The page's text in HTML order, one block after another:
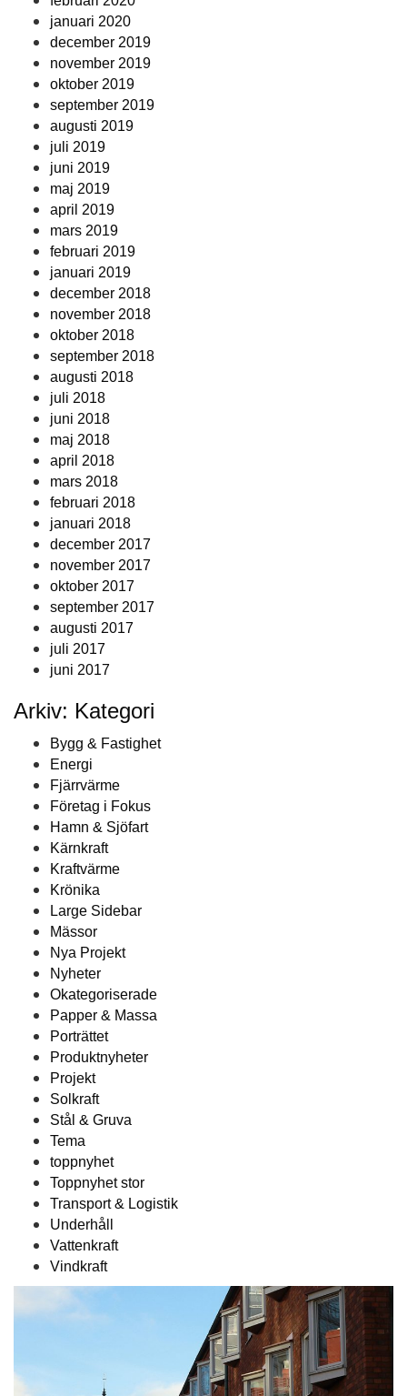
januari 2020
december 2019
november 2019
oktober 2019
september 2019
augusti 2019
juli 2019
juni 2019
maj 2019
april 2019
mars 2019
februari 2019
januari 2019
december 2018
november 2018
oktober 2018
september 2018
augusti 2018
juli 2018
juni 2018
maj 2018
april 2018
mars 2018
februari 2018
januari 2018
december 2017
november 2017
oktober 2017
september 2017
augusti 2017
juli 2017
juni 2017
Arkiv: Kategori
Bygg & Fastighet
Energi
Fjärrvärme
Företag i Fokus
Hamn & Sjöfart
Kärnkraft
Kraftvärme
Krönika
Large Sidebar
Mässor
Nya Projekt
Nyheter
Okategoriserade
Papper & Massa
Porträttet
Produktnyheter
Projekt
Solkraft
Stål & Gruva
Tema
toppnyhet
Toppnyhet stor
Transport & Logistik
Underhåll
Vattenkraft
Vindkraft